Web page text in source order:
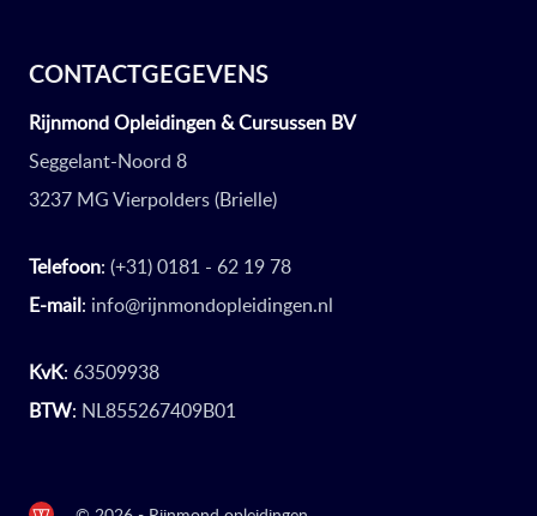
CONTACTGEGEVENS
Rijnmond Opleidingen & Cursussen BV
Seggelant-Noord 8
3237 MG Vierpolders (Brielle)
Telefoon: (+31) 0181 - 62 19 78
E-mail: info@rijnmondopleidingen.nl
KvK: 63509938
BTW: NL855267409B01